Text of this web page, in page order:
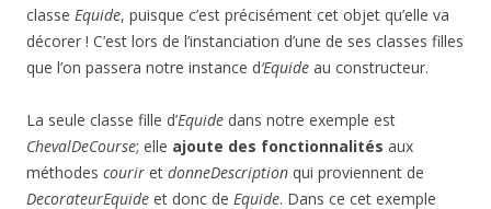
classe Equide, puisque c’est précisément cet objet qu’elle va
décorer ! C’est lors de l’instanciation d’une de ses classes filles
que l’on passera notre instance d‘Equide au constructeur.
La seule classe fille d’Equide dans notre exemple est
ChevalDeCourse; elle ajoute des fonctionnalités aux
méthodes courir et donneDescription qui proviennent de
DecorateurEquide et donc de Equide. Dans ce cet exemple